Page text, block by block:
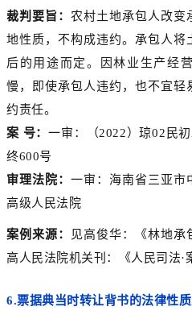
裁判要旨：农村土地承包人改变
地性质，不构成违约。承包人将
后的用途而定。因林业生产经
慢，即使承包人违约，也不宜轻
约责任。
案 号：一审：（2022）琼02民
终600号
审理法院：一审：海南省三亚市
高级人民法院
案例来源：
见高俊华：《林地承
高人民法院机关刊：《人民司法·
6.票据典当时转让背书的法律性